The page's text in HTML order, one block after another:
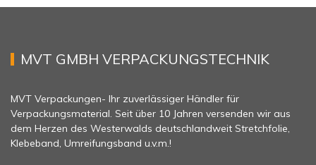
MVT GMBH VERPACKUNGSTECHNIK
MVT Verpackungen- Ihr zuverlässiger Händler für
Verpackungsmaterial. Seit über 10 Jahren versenden wir aus
dem Herzen des Westerwalds deutschlandweit Stretchfolie,
Klebeband, Umreifungsband u.v.m.!